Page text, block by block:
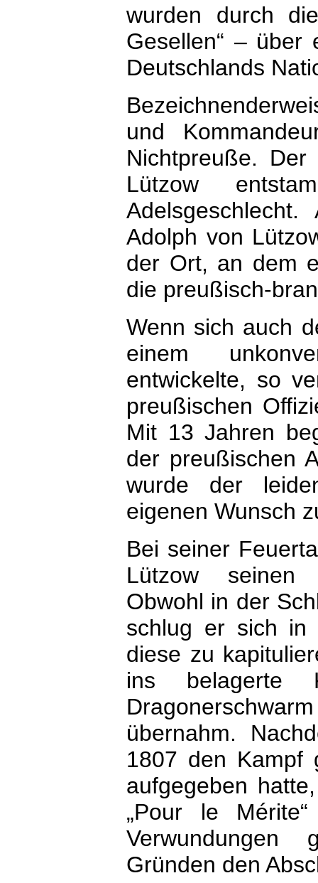
wurden durch
Gesellen“ – über
Deutschlands
und
Nichtpreuße.
Lützow
Adolph von
der Ort, an dem
die preußisch-
Wenn sich auch
einem
entwickelte, so
preußischen
Mit 13 Jahren
der preußischen
wurde der
eigenen Wunsch
Bei seiner
Lützow seinen
Obwohl in der
schlug er sich in
diese zu
ins belagerte
übernahm.
1807 den Kampf
aufgegeben
„Pour le
Verwundungen
Gründen den